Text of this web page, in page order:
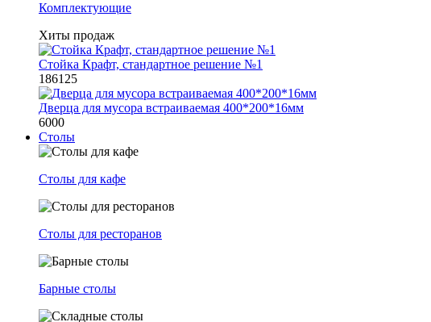
Комплектующие
Хиты продаж
Стойка Крафт, стандартное решение №1
186125
Дверца для мусора встраиваемая 400*200*16мм
6000
Столы
Столы для кафе
Столы для ресторанов
Барные столы